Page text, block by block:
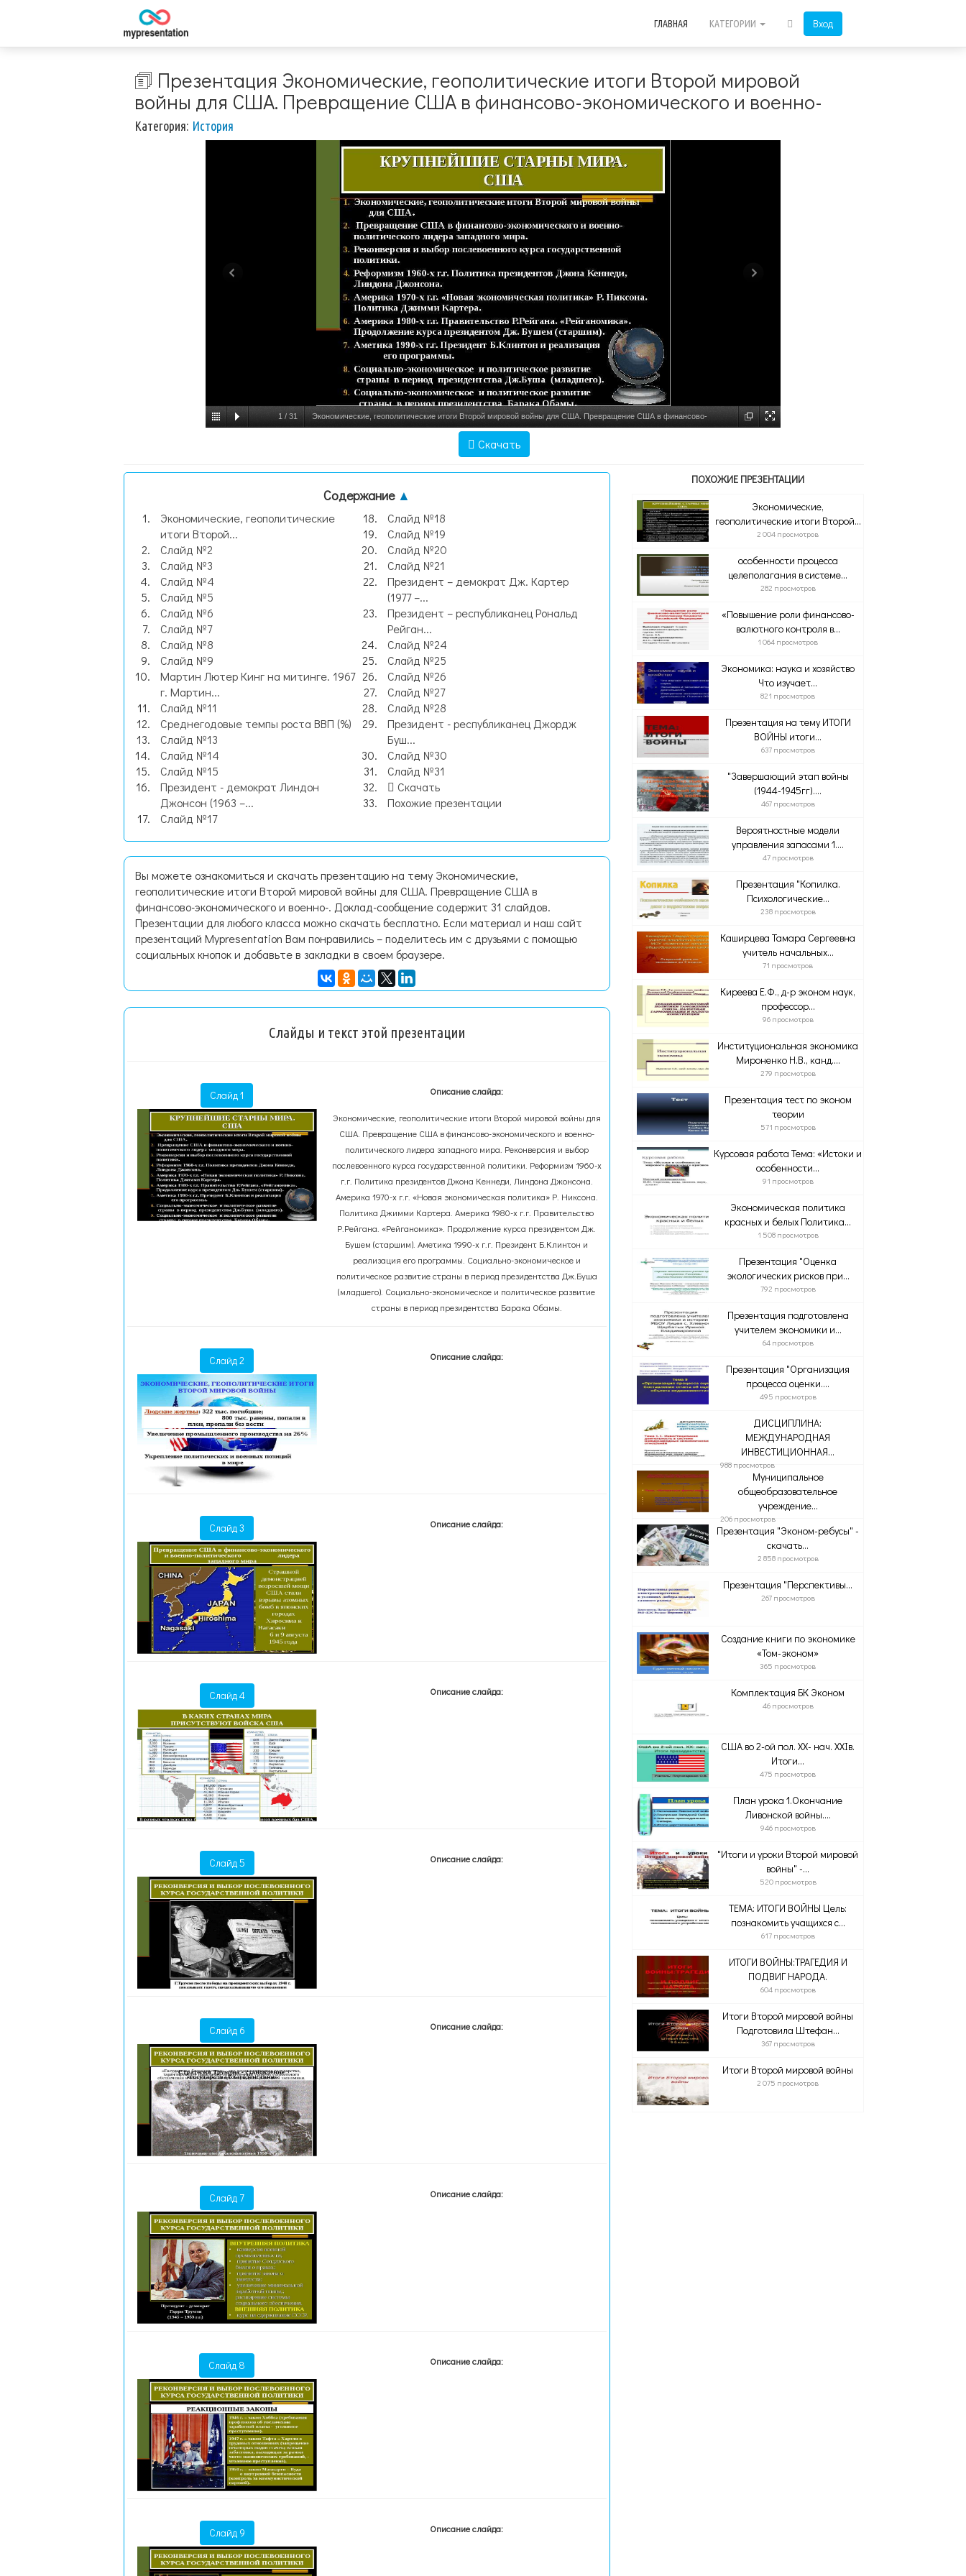
Вход
ГЛАВНАЯ КАТЕГОРИИ
🗊 Презентация Экономические, геополитические итоги Второй мировой
войны для США. Превращение США в финансово-экономического и военно-
Категория: История
1 / 31 Экономические, геополитические итоги Второй мировой войны для США. Превращение США в финансово-
Скачать
Содержание ▲
Экономические, геополитические
итоги Второй...
Слайд №2
Слайд №3
Слайд №4
Слайд №5
Слайд №6
Слайд №7
Слайд №8
Слайд №9
Мартин Лютер Кинг на митинге. 1967
г. Мартин...
Слайд №11
Среднегодовые темпы роста ВВП (%)
Слайд №13
Слайд №14
Слайд №15
Президент - демократ Линдон
Джонсон (1963 –...
Слайд №17
Слайд №18
Слайд №19
Слайд №20
Слайд №21
Президент – демократ Дж. Картер
(1977 –...
Президент – республиканец Рональд
Рейган...
Слайд №24
Слайд №25
Слайд №26
Слайд №27
Слайд №28
Президент - республиканец Джордж
Буш...
Слайд №30
Слайд №31
Скачать
Похожие презентации
Вы можете ознакомиться и скачать презентацию на тему Экономические,
геополитические итоги Второй мировой войны для США. Превращение США в
финансово-экономического и военно-. Доклад-сообщение содержит 31 слайдов.
Презентации для любого класса можно скачать бесплатно. Если материал и наш сайт
презентаций Mypresentation Вам понравились – поделитесь им с друзьями с помощью
социальных кнопок и добавьте в закладки в своем браузере.
Слайды и текст этой презентации
Слайд 1 Описание слайда:
Экономические, геополитические итоги Второй мировой войны для
США. Превращение США в финансово-экономического и военно-
политического лидера западного мира. Реконверсия и выбор
послевоенного курса государственной политики. Реформизм 1960-х
г.г. Политика президентов Джона Кеннеди, Линдона Джонсона.
Америка 1970-х г.г. «Новая экономическая политика» Р. Никсона.
Политика Джимми Картера. Америка 1980-х г.г. Правительство
Р.Рейгана. «Рейганомика». Продолжение курса президентом Дж.
Бушем (старшим). Аметика 1990-х г.г. Президент Б.Клинтон и
реализация его программы. Социально-экономическое и
политическое развитие страны в период президентства Дж.Буша
(младшего). Социально-экономическое и политическое развитие
страны в период президентства Барака Обамы.
Слайд 2 Описание слайда:
Слайд 3 Описание слайда:
Слайд 4 Описание слайда:
Слайд 5 Описание слайда:
Слайд 6 Описание слайда:
Слайд 7 Описание слайда:
Слайд 8 Описание слайда:
Слайд 9 Описание слайда:
ПОХОЖИЕ ПРЕЗЕНТАЦИИ
Экономические,
геополитические итоги Второй...
2 004 просмотров
особенности процесса
целеполагания в системе...
282 просмотров
«Повышение роли финансово-
валютного контроля в...
1 064 просмотров
Экономика: наука и хозяйство
Что изучает...
821 просмотров
Презентация на тему ИТОГИ
ВОЙНЫ итоги...
637 просмотров
"Завершающий этап войны
(1944-1945гг)....
467 просмотров
Вероятностные модели
управления запасами 1....
47 просмотров
Презентация "Копилка.
Психологические...
238 просмотров
Каширцева Тамара Сергеевна
учитель начальных...
71 просмотров
Киреева Е.Ф., д-р эконом наук,
профессор...
96 просмотров
Институциональная экономика
Мироненко Н.В., канд....
279 просмотров
Презентация тест по эконом
теории
571 просмотров
Курсовая работа Тема: «Истоки и
особенности...
91 просмотров
Экономическая политика
красных и белых Политика...
1 508 просмотров
Презентация "Оценка
экологических рисков при...
792 просмотров
Презентация подготовлена
учителем экономики и...
64 просмотров
Презентация "Организация
процесса оценки....
495 просмотров
ДИСЦИПЛИНА:
МЕЖДУНАРОДНАЯ
ИНВЕСТИЦИОННАЯ...
988 просмотров
Муниципальное
общеобразовательное
учреждение...
206 просмотров
Презентация "Эконом-ребусы" -
скачать...
2 858 просмотров
Презентация "Перспективы...
267 просмотров
Создание книги по экономике
«Том-эконом»
365 просмотров
Комплектация БК Эконом
46 просмотров
США во 2-ой пол. XX- нач. XXIв.
Итоги...
475 просмотров
План урока 1.Окончание
Ливонской войны....
946 просмотров
"Итоги и уроки Второй мировой
войны" -...
520 просмотров
ТЕМА: ИТОГИ ВОЙНЫ Цель:
познакомить учащихся с...
617 просмотров
ИТОГИ ВОЙНЫ:ТРАГЕДИЯ И
ПОДВИГ НАРОДА.
604 просмотров
Итоги Второй мировой войны
Подготовила Штефан...
367 просмотров
Итоги Второй мировой войны
2 075 просмотров